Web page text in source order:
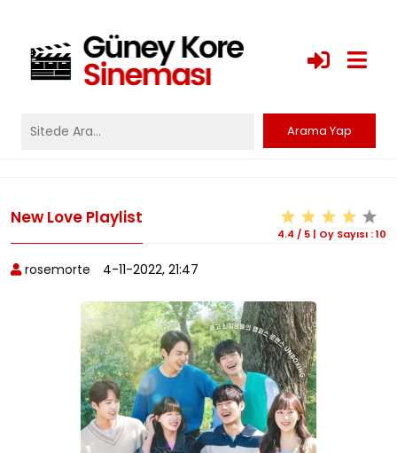
New Love Playlist
4.4 / 5 | Oy Sayısı :10
rosemorte 4-11-2022, 21:47